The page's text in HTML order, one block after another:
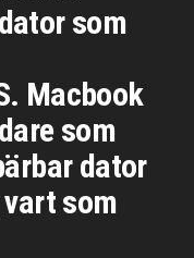
som
Macbook
som
dator
som